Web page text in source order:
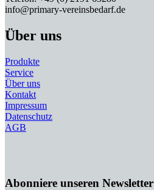
info@primary-vereinsbedarf.de
Über uns
Produkte
Service
Über uns
Kontakt
Impressum
Datenschutz
AGB
Abonniere unseren Newsletter